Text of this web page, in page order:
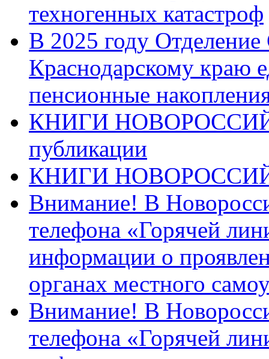
техногенных катастроф
В 2025 году
Краснодарскому краю
пенсионные
КНИГИ
публикации
КНИГИ
Внимание! В
телефона «Горячей
информации о
органах местного
Внимание! В
телефона «Горячей